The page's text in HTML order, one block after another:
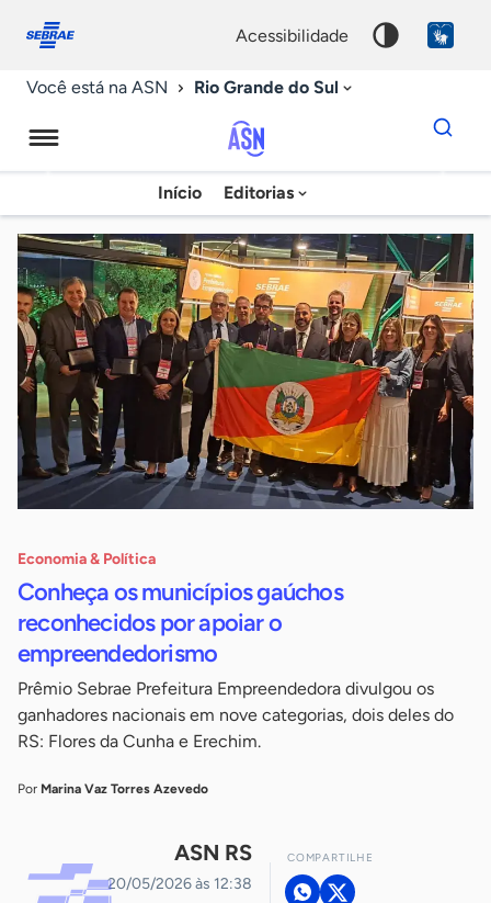
conosco
acessibilidade
Você está na ASN Rio Grande do Sul
Agência
Sebrae
de
Notícias
Início Editorias
Dados
para
chave
Economia & Política
Conheça os municípios gaúchos
reconhecidos por apoiar o
empreendedorismo
Prêmio Sebrae Prefeitura Empreendedora divulgou os
ganhadores nacionais em nove categorias, dois deles do
RS: Flores da Cunha e Erechim.
Por Marina Vaz Torres Azevedo
ASN RS
20/05/2026 às 12:38
COMPARTILHE